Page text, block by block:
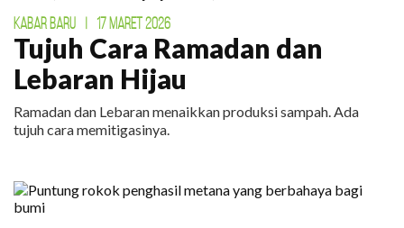
KABAR BARU 17 MARET 2026
Tujuh Cara Ramadan dan
Lebaran Hijau
Ramadan dan Lebaran menaikkan produksi sampah. Ada
tujuh cara memitigasinya.